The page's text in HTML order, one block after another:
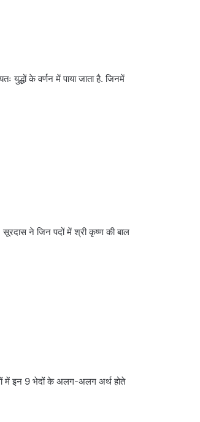
युद्धों के वर्णन में पाया जाता है. जिनमें
सूरदास ने जिन पदों में श्री कृष्ण की बाल
में इन 9 भेदों के अलग-अलग अर्थ होते